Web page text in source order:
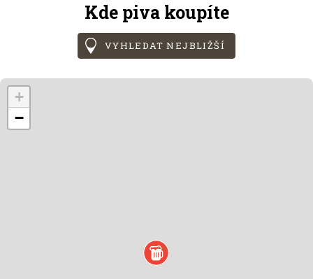
Kde piva koupíte
VYHLEDAT NEJBLIŽŠÍ
+
−